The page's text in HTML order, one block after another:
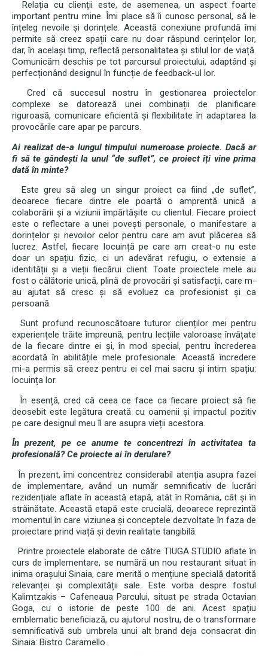
Relația cu clienții este, de asemenea, un aspect foarte
important pentru mine. Îmi place să îi cunosc personal, să le
înțeleg nevoile și dorințele. Această conexiune profundă îmi
permite să creez spații care nu doar răspund cerințelor lor,
dar, în același timp, reflectă personalitatea și stilul lor de viață.
Comunicăm deschis pe tot parcursul proiectului, adaptând și
perfecționând designul în funcție de feedback-ul lor.
Cred că succesul nostru în gestionarea proiectelor
complexe se datorează unei combinații de planificare
riguroasă, comunicare eficientă și flexibilitate în adaptarea la
provocările care apar pe parcurs.
Ai realizat de-a lungul timpului numeroase proiecte. Dacă ar
fi să te gândești la unul “de suflet”, ce proiect îți vine prima
dată în minte?
Este greu să aleg un singur proiect ca fiind „de suflet”,
deoarece fiecare dintre ele poartă o amprentă unică a
colaborării și a viziunii împărtășite cu clientul. Fiecare proiect
este o reflectare a unei povești personale, o manifestare a
dorințelor și nevoilor celor pentru care am avut plăcerea să
lucrez. Astfel, fiecare locuință pe care am creat-o nu este
doar un spațiu fizic, ci un adevărat refugiu, o extensie a
identității și a vieții fiecărui client. Toate proiectele mele au
fost o călătorie unică, plină de provocări și satisfacții, care m-
au ajutat să cresc și să evoluez ca profesionist și ca
persoană.
Sunt profund recunoscătoare tuturor clienților mei pentru
experiențele trăite împreună, pentru lecțiile valoroase învățate
de la fiecare dintre ei și, în mod special, pentru încrederea
acordată în abilitățile mele profesionale. Această încredere
mi-a permis să creez pentru ei cel mai sacru și intim spațiu:
locuința lor.
În esență, cred că ceea ce face ca fiecare proiect să fie
deosebit este legătura creată cu oamenii și impactul pozitiv
pe care designul meu îl are asupra vieții acestora.
În prezent, pe ce anume te concentrezi în activitatea ta
profesională? Ce proiecte ai în derulare?
În prezent, îmi concentrez considerabil atenția asupra fazei
de implementare, având un număr semnificativ de lucrări
rezidențiale aflate în această etapă, atât în România, cât și în
străinătate. Această etapă este crucială, deoarece reprezintă
momentul în care viziunea și conceptele dezvoltate în faza de
proiectare prind viață și devin realitate tangibilă.
Printre proiectele elaborate de către TIUGA STUDIO aflate în
curs de implementare, se numără un nou restaurant situat în
inima orașului Sinaia, care merită o mențiune specială datorită
relevanței și complexității sale. Este vorba despre fostul
Kalimtzakis – Cafeneaua Parcului, situat pe strada Octavian
Goga, cu o istorie de peste 100 de ani. Acest spațiu
emblematic beneficiază, cu ajutorul nostru, de o transformare
semnificativă sub umbrela unui alt brand deja consacrat din
Sinaia: Bistro Caramello.